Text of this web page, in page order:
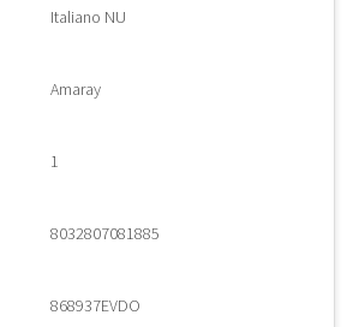
Italiano NU
Amaray
1
8032807081885
868937EVDO